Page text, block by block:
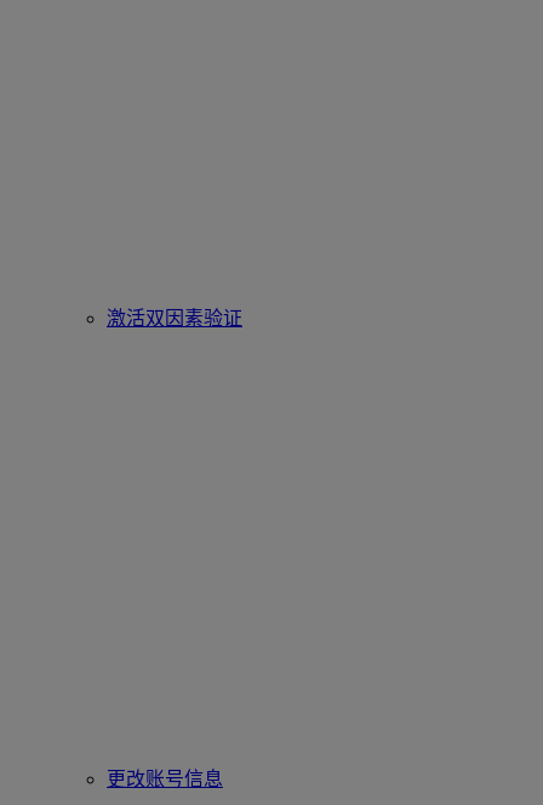
激活双因素验证
更改账号信息